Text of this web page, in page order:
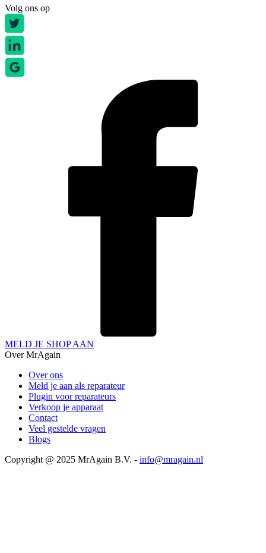
Volg ons op
MELD JE SHOP AAN
Over MrAgain
Over ons
Meld je aan als reparateur
Plugin voor reparateurs
Verkoop je apparaat
Contact
Veel gestelde vragen
Blogs
Copyright @ 2025 MrAgain B.V. - info@mragain.nl